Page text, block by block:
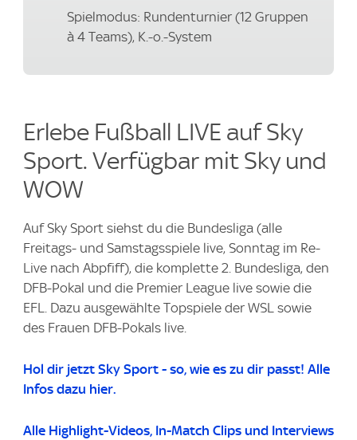
Spielmodus: Rundenturnier (12 Gruppen
à 4 Teams), K.-o.-System
Erlebe Fußball LIVE auf Sky
Sport. Verfügbar mit Sky und
WOW
Auf Sky Sport siehst du die Bundesliga (alle
Freitags- und Samstagsspiele live, Sonntag im Re-
Live nach Abpfiff), die komplette 2. Bundesliga, den
DFB-Pokal und die Premier League live sowie die
EFL. Dazu ausgewählte Topspiele der WSL sowie
des Frauen DFB-Pokals live.
Hol dir jetzt Sky Sport - so, wie es zu dir passt! Alle
Infos dazu hier.
Alle Highlight-Videos, In-Match Clips und Interviews